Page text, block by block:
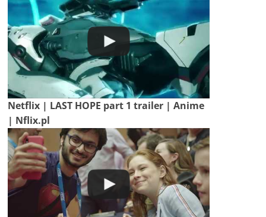
Netflix | LAST HOPE part 1 trailer | Anime
| Nflix.pl